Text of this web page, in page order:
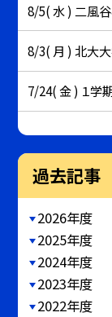
8/5( 水 ) 二風
8/3( 月 ) 北大
7/24( 金 ) １学
過去記事
2026年度
2025年度
2024年度
2023年度
2022年度